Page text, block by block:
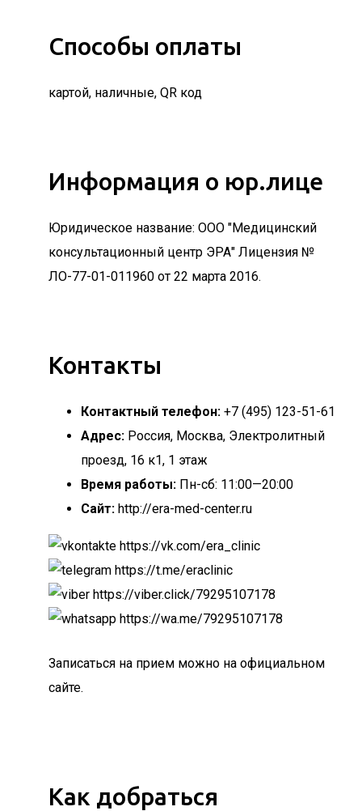
Способы оплаты
картой, наличные, QR код
Информация о юр.лице
Юридическое название: ООО "Медицинский
консультационный центр ЭРА" Лицензия №
ЛО-77-01-011960 от 22 марта 2016.
Контакты
Контактный телефон: +7 (495) 123-51-61
Адрес: Россия, Москва, Электролитный
проезд, 16 к1, 1 этаж
Время работы: Пн-сб: 11:00—20:00
Сайт: http://era-med-center.ru
https://vk.com/era_clinic
https://t.me/eraclinic
https://viber.click/79295107178
https://wa.me/79295107178
Записаться на прием можно на официальном
сайте.
Как добраться